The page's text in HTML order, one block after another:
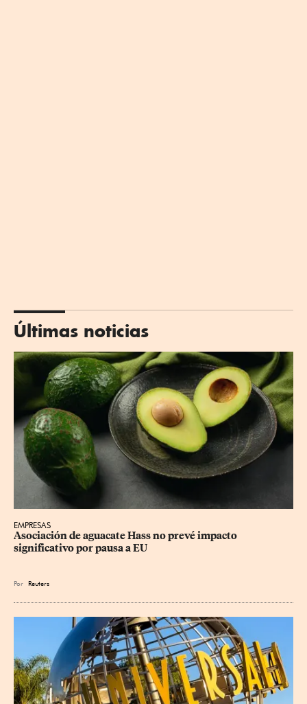
Últimas noticias
EMPRESAS
Asociación de aguacate Hass no prevé impacto
significativo por pausa a EU
Por Reuters